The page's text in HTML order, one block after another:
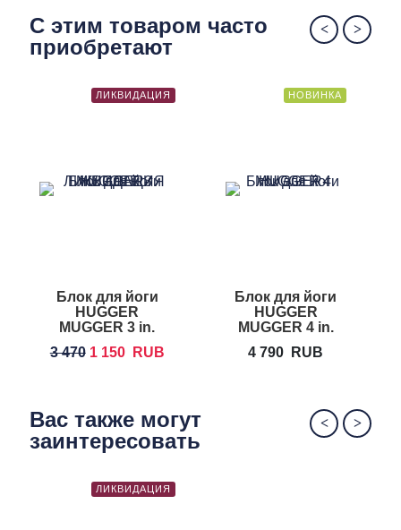
С этим товаром часто
приобретают
ЛИКВИДАЦИЯ
Блок для йоги
HUGGER
MUGGER 3 in.
3 470 1 150 RUB
НОВИНКА
Блок для йоги
HUGGER
MUGGER 4 in.
Block
4 790 RUB
Вас также могут
заинтересовать
ЛИКВИДАЦИЯ